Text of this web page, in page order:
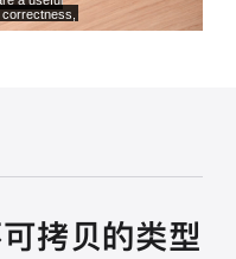
拷贝的类型